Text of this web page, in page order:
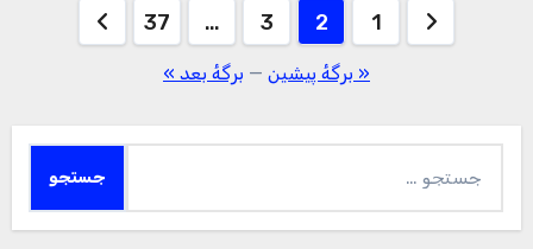
صفحه‌بندی
1
2
3
…
37
« برگه‌ٔ پیشین — برگهٔ بعد »
برای: